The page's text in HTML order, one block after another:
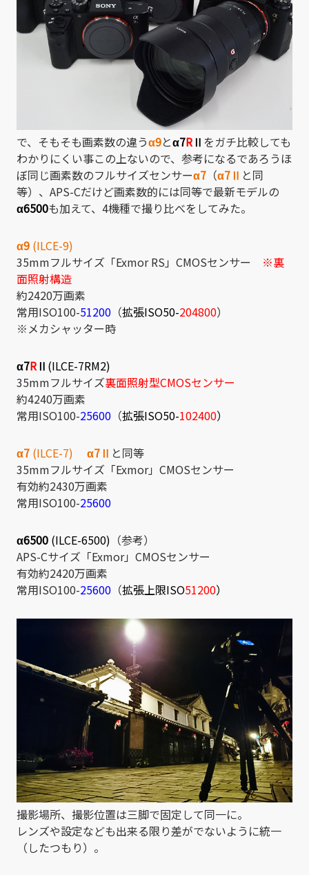
で、そもそも画素数の違うα9とα7RⅡ をガチ比較しても
わかりにくい事この上ないので、参考になるであろうほ
ぼ同じ画素数のフルサイズセンサーα7 （α7Ⅱ と同
等）、APS-Cだけど画素数的には同等で最新モデルの
α6500も加えて、4機種で撮り比べをしてみた。
α9 (ILCE-9)
35mmフルサイズ「Exmor RS」CMOSセンサー ※裏
面照射構造
約2420万画素
常用ISO100-51200 （拡張ISO50-204800）
※メカシャッター時
α7RⅡ (ILCE-7RM2)
35mmフルサイズ裏面照射型CMOSセンサー
約4240万画素
常用ISO100-25600 （拡張ISO50-102400）
α7 (ILCE-7) α7Ⅱ と同等
35mmフルサイズ「Exmor」CMOSセンサー
有効約2430万画素
常用ISO100-25600
α6500 (ILCE-6500) （参考）
APS-Cサイズ「Exmor」CMOSセンサー
有効約2420万画素
常用ISO100-25600 （拡張上限ISO51200）
撮影場所、撮影位置は三脚で固定して同一に。
レンズや設定なども出来る限り差がでないように統一
（したつもり）。